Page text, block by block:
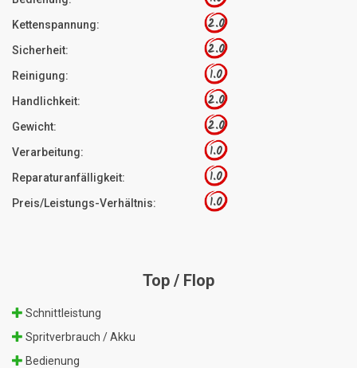
Kettenspannung: 2.0
Sicherheit: 2.0
Reinigung: 1.0
Handlichkeit: 2.0
Gewicht: 2.0
Verarbeitung: 1.0
Reparaturanfälligkeit: 1.0
Preis/Leistungs-Verhältnis: 1.0
Top / Flop
Schnittleistung
Spritverbrauch / Akku
Bedienung